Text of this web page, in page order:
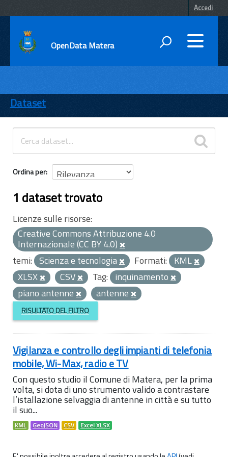
Accedi
OpenData Matera
ENTI
TEMI
INFORMAZIONI
Dataset
Ordina per
1 dataset trovato
Licenze sulle risorse:
Creative Commons Attribuzione 4.0
Internazionale (CC BY 4.0)
temi: Scienza e tecnologia Formati: KML
XLSX
CSV Tag: inquinamento
piano antenne
antenne
RISULTATO DEL FILTRO
Vigilanza e controllo degli impianti di telefonia
mobile, Wi-Max, radio e TV
Con questo studio il Comune di Matera, per la prima
volta, si dota di uno strumento valido a contrastare
l’istallazione selvaggia di antenne in città e su tutto
il suo...
KML GeoJSON CSV Excel XLSX